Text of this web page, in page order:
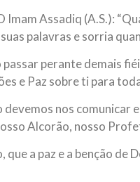
Assadiq (A.S.):
palavras e sorria
perante demais
e Paz sobre ti para
nos comunicar
Alcorão, nosso
que a paz e a benção